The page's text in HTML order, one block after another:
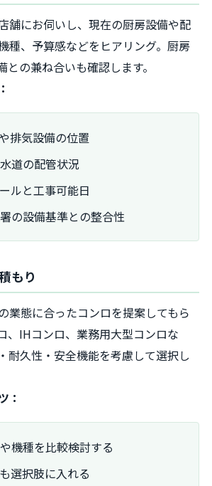
舗にお伺いし、現在の厨房設備や配
種、予算感などをヒアリング。厨房
との兼ね合いも確認します。
排気設備の位置
道の配管状況
ルと工事可能日
の設備基準との整合性
もり
業態に合ったコンロを提案してもら
、IHコンロ、業務用大型コンロな
耐久性・安全機能を考慮して選択し
：
機種を比較検討する
選択肢に入れる